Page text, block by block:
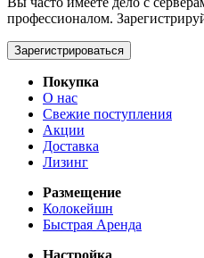
профессионалом.
Зарегистрироваться
Покупка
О нас
Свежие поступления
Акции
Доставка
Лизинг
Размещение
Колокейшн
Быстрая Аренда
Настройка